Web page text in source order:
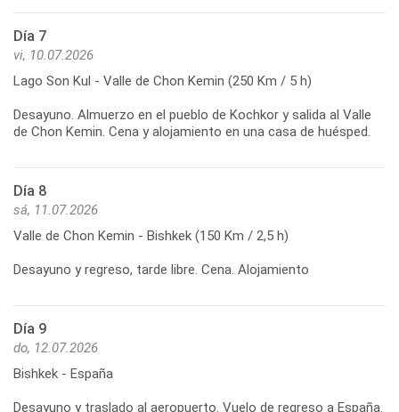
Día 7
vi, 10.07.2026
Lago Son Kul - Valle de Chon Kemin (250 Km / 5 h)
Desayuno. Almuerzo en el pueblo de Kochkor y salida al Valle
de Chon Kemin. Cena y alojamiento en una casa de huésped.
Día 8
sá, 11.07.2026
Valle de Chon Kemin - Bishkek (150 Km / 2,5 h)
Desayuno y regreso, tarde libre. Cena. Alojamiento
Día 9
do, 12.07.2026
Bishkek - España
Desayuno y traslado al aeropuerto. Vuelo de regreso a España.